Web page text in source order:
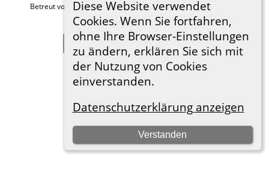
Diese Website verwendet
Cookies. Wenn Sie fortfahren,
ohne Ihre Browser-Einstellungen
zu ändern, erklären Sie sich mit
der Nutzung von Cookies
einverstanden.
Datenschutzerklärung anzeigen
Verstanden
Betreut von
Roland zu Dortmund e.V.. |Datenschutzerklärung
Hier geht es zum Impressum
Zur Desktop-Webseite wechseln